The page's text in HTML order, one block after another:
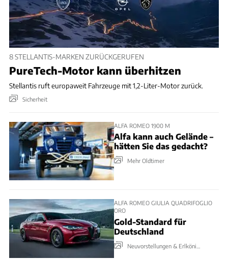
8 STELLANTIS-MARKEN ZURÜCKGERUFEN
PureTech-Motor kann überhitzen
Stellantis ruft europaweit Fahrzeuge mit 1,2-Liter-Motor zurück.
Sicherheit
ALFA ROMEO 1900 M
Alfa kann auch Gelände –
hätten Sie das gedacht?
Mehr Oldtimer
ALFA ROMEO GIULIA QUADRIFOGLIO
ORO
Gold-Standard für
Deutschland
Neuvorstellungen & Erlkönige